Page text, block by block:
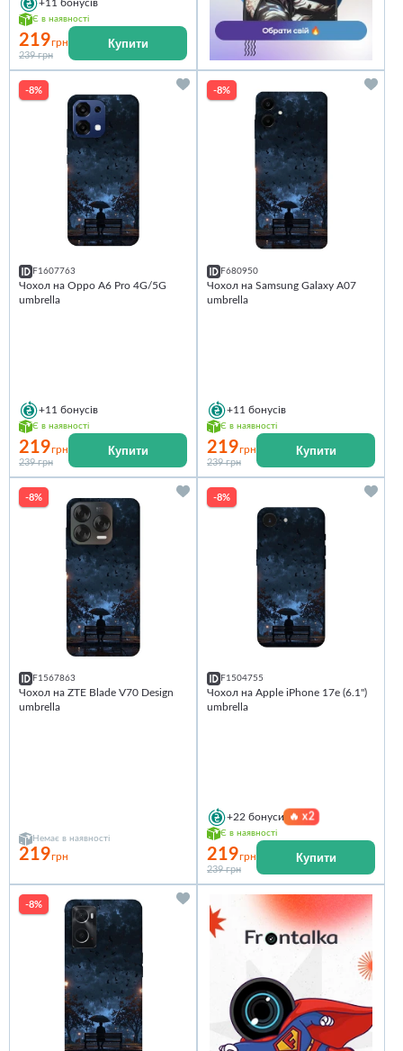
+11 бонусів
Є в наявності
219грн
239 грн
Купити
-8%
F1607763
Чохол на Oppo A6 Pro 4G/5G
umbrella
+11 бонусів
Є в наявності
219грн
239 грн
Купити
-8%
F680950
Чохол на Samsung Galaxy A07
umbrella
+11 бонусів
Є в наявності
219грн
239 грн
Купити
-8%
F1567863
Чохол на ZTE Blade V70 Design
umbrella
Немає в наявності
219грн
-8%
F1504755
Чохол на Apple iPhone 17e (6.1")
umbrella
+22 бонуси 🔥x2
Є в наявності
219грн
239 грн
Купити
-8%